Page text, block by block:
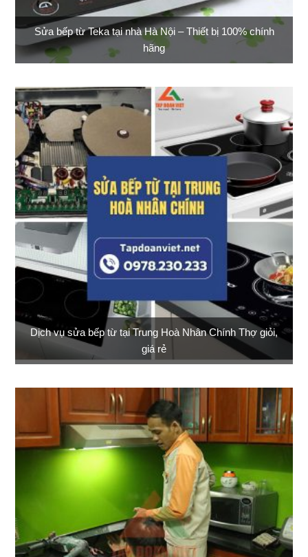
Sửa bếp từ Teka tại nhà Hà Nội – Thiết bị 100% chính
hãng
Dịch vụ sửa bếp từ tại Trung Hoà Nhân Chính Thợ giỏi,
giá rẻ